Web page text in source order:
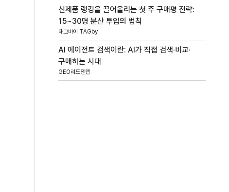
신제품 랭킹을 끌어올리는 첫 주 구매평 전략:
15~30명 분산 투입의 법칙
태그바이 TAGby
AI 에이전트 검색이란: AI가 직접 검색·비교·
구매하는 시대
GEO리드젠랩